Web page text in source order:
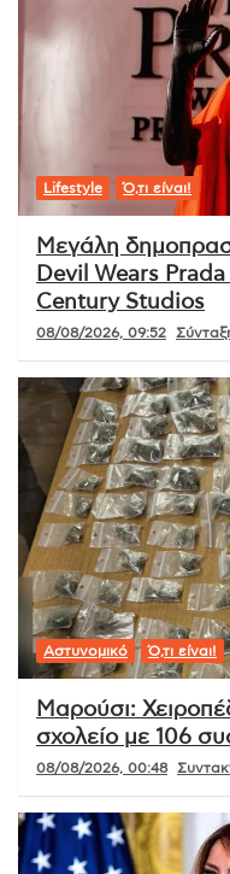
Lifestyle Ό,τι είναι!
Μεγάλη
Devil Wears
Century Studios
08/08/2026, 09:52
Αστυνομικό Ό,τι είναι!
Μαρούσι:
σχολείο με 106
08/08/2026, 00:48